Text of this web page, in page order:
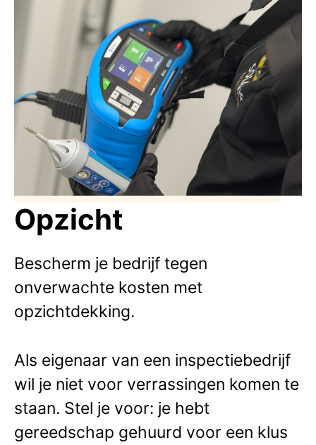
Opzicht
Bescherm je bedrijf tegen
onverwachte kosten met
opzichtdekking.
Als eigenaar van een inspectiebedrijf
wil je niet voor verrassingen komen te
staan. Stel je voor: je hebt
gereedschap gehuurd voor een klus